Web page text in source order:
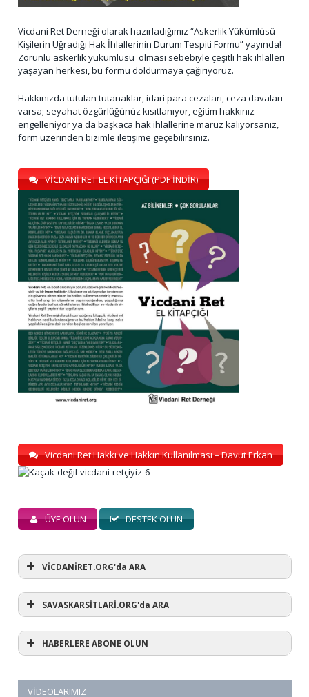
Vicdani Ret Derneği olarak hazırladığımız “Askerlik Yükümlüsü
Kişilerin Uğradığı Hak İhlallerinin Durum Tespiti Formu” yayında!
Zorunlu askerlik yükümlüsü olması sebebiyle çeşitli hak ihlalleri
yaşayan herkesi, bu formu doldurmaya çağırıyoruz.
Hakkınızda tutulan tutanaklar, idari para cezaları, ceza davaları
varsa; seyahat özgürlüğünüz kısıtlanıyor, eğitim hakkınız
engelleniyor ya da başkaca hak ihlallerine maruz kalıyorsanız,
form üzerinden bizimle iletişime geçebilirsiniz.
VİCDANİ RET EL KİTAPÇIĞI (PDF İNDİR)
Vicdani Ret Hakkı ve Hakkın Kullanılması – Davut Erkan
ÜYE OLUN DESTEK OLUN
VİCDANİRET.ORG'da ARA
SAVASKARSİTLARİ.ORG'da ARA
HABERLERE ABONE OLUN
VIDEOLARIMIZ